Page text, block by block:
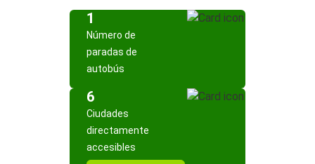
1
Número de
paradas de
autobús
6
Ciudades
directamente
accesibles